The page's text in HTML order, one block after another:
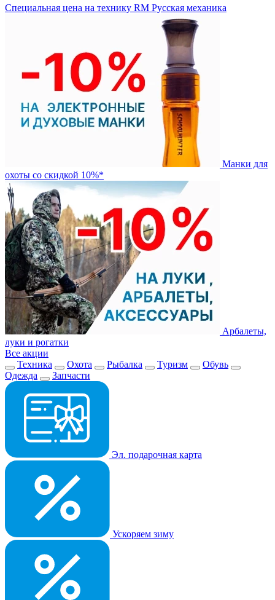
Специальная цена на технику RM Русская механика
Манки для
охоты со скидкой 10%*
Арбалеты,
луки и рогатки
Все акции
Техника
Охота Рыбалка Туризм
Обувь
Одежда
Запчасти
Эл. подарочная карта
Ускоряем зиму